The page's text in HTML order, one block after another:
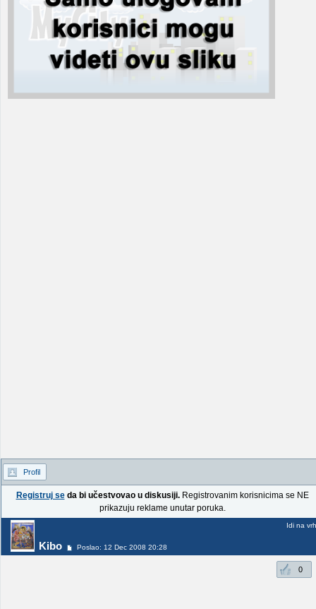
Profil
Registruj seda bi učestvovao u diskusiji.Registrovanim korisnicima se NE
prikazuju reklame unutar poruka.
Kibo Poslao: 12 Dec 2008 20:28
Idi na vrh
0